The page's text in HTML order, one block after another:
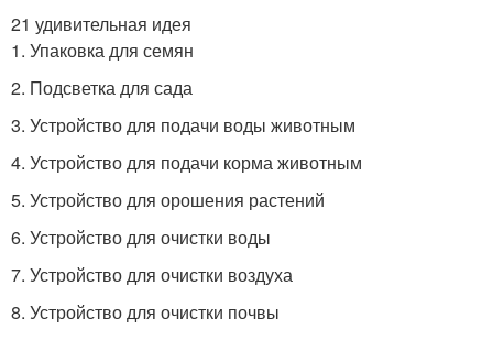
21 удивительная идея
1. Упаковка для семян
2. Подсветка для сада
3. Устройство для подачи воды животным
4. Устройство для подачи корма животным
5. Устройство для орошения растений
6. Устройство для очистки воды
7. Устройство для очистки воздуха
8. Устройство для очистки почвы